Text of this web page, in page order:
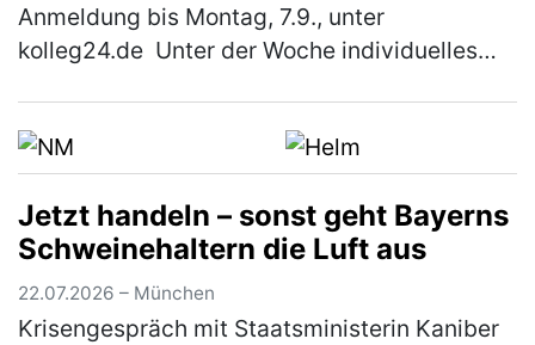
Anmeldung bis Montag, 7.9., unter
kolleg24.de Unter der Woche individuelles
(mehr)
Jetzt handeln – sonst geht Bayerns
Schweinehaltern die Luft aus
22.07.2026 – München
Krisengespräch mit Staatsministerin Kaniber